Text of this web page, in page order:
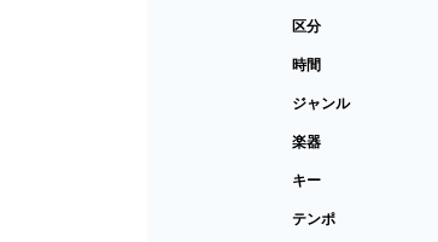
区分
時間
ジャンル
楽器
キー
テンポ